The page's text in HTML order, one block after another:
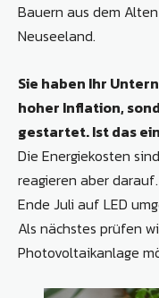
Bauern aus dem
Neuseeland.
Sie haben Ihr
hoher Inflation,
gestartet. Ist das
Die Energiekosten
reagieren aber
Ende Juli auf LED
Als nächstes prüfen
Photovoltaikanlage